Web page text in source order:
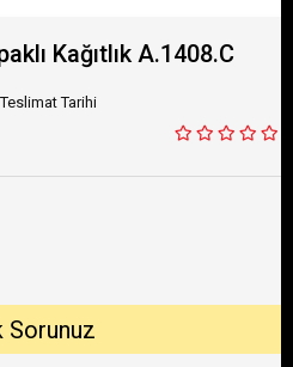
Kağıtlık A.1408.C
Tarihi